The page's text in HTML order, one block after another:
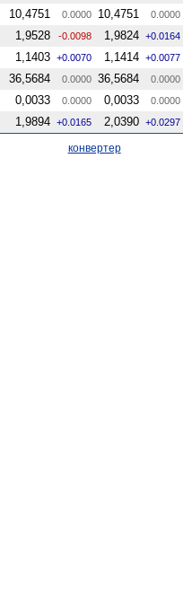
10,4751 0.0000 10,4751 0.0000
1,9528 -0.0098 1,9824 +0.0164
1,1403 +0.0070 1,1414 +0.0077
36,5684 0.0000 36,5684 0.0000
0,0033 0.0000 0,0033 0.0000
1,9894 +0.0165 2,0390 +0.0297
конвертер